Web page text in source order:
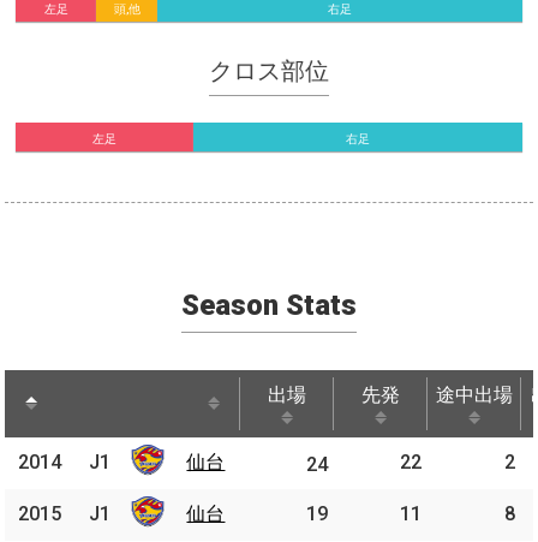
左足 頭,他 右足
クロス部位
左足 右足
Season Stats
出場 先発 途中出場
途中出場
2014 仙台 24 22 2
2015 仙台 19 11 8
2014 J1 仙台
2015 J1 仙台